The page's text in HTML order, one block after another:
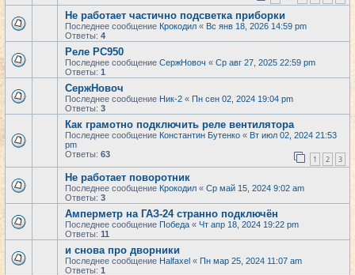
Не работает частично подсветка приборки
Последнее сообщение Крокодил « Вс янв 18, 2026 14:59 pm
Ответы: 4
Реле РС950
Последнее сообщение СержНовоч « Ср авг 27, 2025 22:59 pm
Ответы: 1
СержНовоч
Последнее сообщение Ник-2 « Пн сен 02, 2024 19:04 pm
Ответы: 3
Как грамотно подключить реле вентилятора
Последнее сообщение Константин Бутенко « Вт июл 02, 2024 21:53
pm
Ответы: 63 1 2 3
Не работает поворотник
Последнее сообщение Крокодил « Ср май 15, 2024 9:02 am
Ответы: 3
Амперметр на ГАЗ-24 странно подключён
Последнее сообщение Победа « Чт апр 18, 2024 19:22 pm
Ответы: 11
и снова про дворники
Последнее сообщение Halfaxel « Пн мар 25, 2024 11:07 am
Ответы: 1